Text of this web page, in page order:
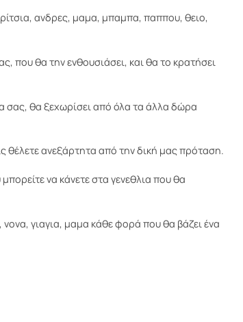
ανδρες, μαμα, μπαμπα, παππου, θειο,
θα την ενθουσιάσει, και θα το κρατήσει
σας, θα ξεχωρίσει από όλα τα άλλα δώρα
θέλετε ανεξάρτητα από την δική μας πρόταση.
να κάνετε στα γενεθλια που θα
γιαγια, μαμα κάθε φορά που θα βάζει ένα